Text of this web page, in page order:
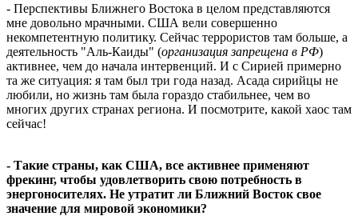
- Перспективы Ближнего Востока в целом представляются
мне довольно мрачными. США вели совершенно
некомпетентную политику. Сейчас террористов там больше, а
деятельность "Аль-Каиды" (организация запрещена в РФ)
активнее, чем до начала интервенций. И с Сирией примерно
та же ситуация: я там был три года назад. Асада сирийцы не
любили, но жизнь там была гораздо стабильнее, чем во
многих других странах региона. И посмотрите, какой хаос там
сейчас!
- Такие страны, как США, все активнее применяют
фрекинг, чтобы удовлетворить свою потребность в
энергоносителях. Не утратит ли Ближний Восток свое
значение для мировой экономики?